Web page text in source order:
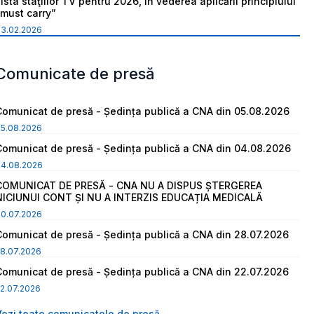
carry”
de presă
de presă - Ședința publică a CNA din 05.08.2026
de presă - Ședința publică a CNA din 04.08.2026
DE PRESĂ - CNA NU A DISPUS ȘTERGEREA
CONT ȘI NU A INTERZIS EDUCAȚIA MEDICALĂ
de presă - Ședința publică a CNA din 28.07.2026
de presă - Ședința publică a CNA din 22.07.2026